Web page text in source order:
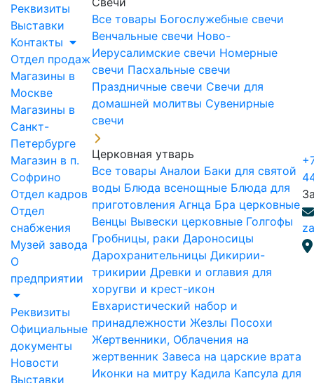
Реквизиты
Выставки
Контакты
Отдел продаж
Магазины в
Москве
Магазины в
Санкт-
Петербурге
Магазин в п.
Софрино
Отдел кадров
Отдел
снабжения
Музей завода
О
предприятии
Реквизиты
Официальные
документы
Новости
Выставки
Все товары Богослужебные свечи
Венчальные свечи Ново-
Иерусалимские свечи Номерные
свечи Пасхальные свечи
Праздничные свечи Свечи для
домашней молитвы Сувенирные
свечи
Церковная утварь
Все товары Аналои Баки для святой
воды Блюда всенощные Блюда для
приготовления Агнца Бра церковные
Венцы Вывески церковные Голгофы
Гробницы, раки Дароносицы
Дарохранительницы Дикирии-
трикирии Древки и оглавия для
хоругви и крест-икон
Евхаристический набор и
принадлежности Жезлы Посохи
Жертвенники, Облачения на
жертвенник Завеса на царские врата
Иконки на митру Кадила Капсула для